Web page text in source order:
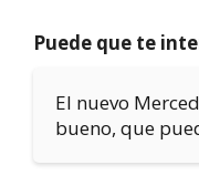
Puede que te
El nuevo
bueno, que